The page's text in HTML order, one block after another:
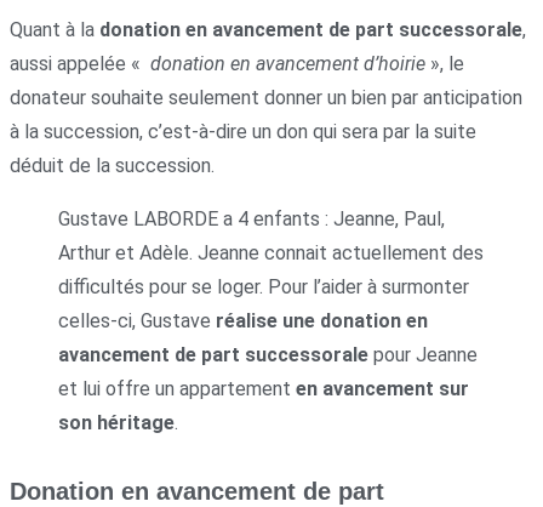
Quant à la donation en avancement de part successorale,
aussi appelée « donation en avancement d’hoirie », le
donateur souhaite seulement donner un bien par anticipation
à la succession, c’est-à-dire un don qui sera par la suite
déduit de la succession.
Gustave LABORDE a 4 enfants : Jeanne, Paul,
Arthur et Adèle. Jeanne connait actuellement des
difficultés pour se loger. Pour l’aider à surmonter
celles-ci, Gustave réalise une donation en
avancement de part successorale pour Jeanne
et lui offre un appartement en avancement sur
son héritage.
Donation en avancement de part